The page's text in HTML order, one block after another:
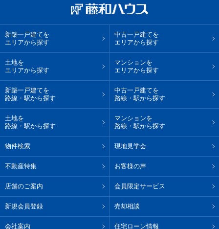
新築一戸建てを
エリアから探す
中古一戸建てを
エリアから探す
土地を
エリアから探す
マンションを
エリアから探す
新築一戸建てを
路線・駅から探す
中古一戸建てを
路線・駅から探す
土地を
路線・駅から探す
マンションを
路線・駅から探す
物件検索 現地見学会
不動産特集 お客様の声
店舗のご案内 会員限定サービス
新規会員登録 売却相談
会社案内 住宅ローン情報